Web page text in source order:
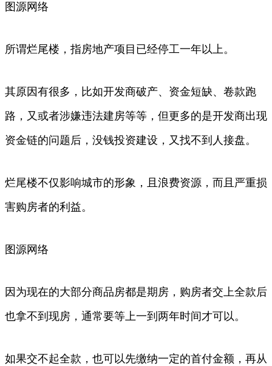
图源网络
所谓烂尾楼，指房地产项目已经停工一年以上。
其原因有很多，比如开发商破产、资金短缺、卷款跑
路，又或者涉嫌违法建房等等，但更多的是开发商出现
资金链的问题后，没钱投资建设，又找不到人接盘。
烂尾楼不仅影响城市的形象，且浪费资源，而且严重损
害购房者的利益。
图源网络
因为现在的大部分商品房都是期房，购房者交上全款后
也拿不到现房，通常要等上一到两年时间才可以。
如果交不起全款，也可以先缴纳一定的首付金额，再从